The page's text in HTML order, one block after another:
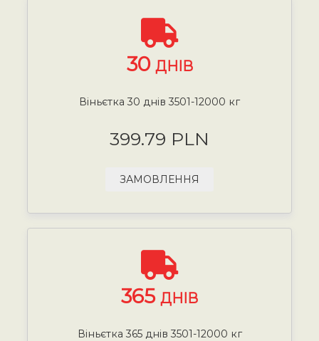
30 ДНІВ
Віньєтка 30 днів 3501-12000 кг
399.79 PLN
ЗАМОВЛЕННЯ
365 ДНІВ
Віньєтка 365 днів 3501-12000 кг